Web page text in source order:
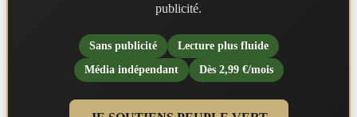
publicité.
Sans publicité
Lecture plus fluide
Média indépendant
Dès 2,99 €/mois